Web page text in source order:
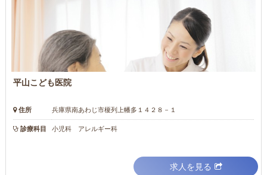
平山こども医院
住所 兵庫県南あわじ市榎列上幡多１４２８－１
診療科目 小児科 アレルギー科
求人を見る